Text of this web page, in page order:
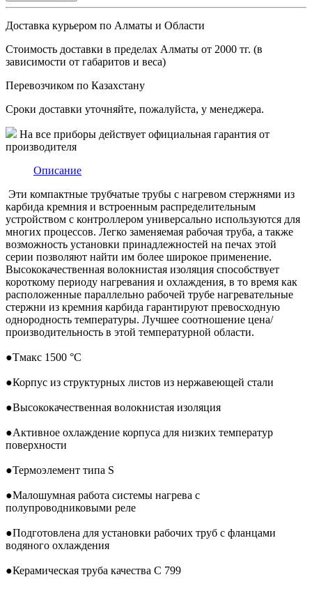
Доставка курьером по Алматы и Области
Стоимость доставки в пределах Алматы от 2000 тг. (в
зависимости от габаритов и веса)
Перевозчиком по Казахстану
Сроки доставки уточняйте, пожалуйста, у менеджера.
На все приборы действует официальная гарантия от
производителя
Описание
Эти компактные трубчатые трубы с нагревом стержнями из
карбида кремния и встроенным распределительным
устройством с контроллером универсально используются для
многих процессов. Легко заменяемая рабочая труба, а также
возможность установки принадлежностей на печах этой
серии позволяют найти им более широкое применение.
Высококачественная волокнистая изоляция способствует
короткому периоду нагревания и охлаждения, в то время как
расположенные параллельно рабочей трубе нагревательные
стержни из кремния карбида гарантируют превосходную
oднородность температуры. Лучшее соотношение цена/
производительность в этой температурной области.
●Tмакс 1500 °C
●Корпус из структурных листов из нержавеющей стали
●Высококачественная волокнистая изоляция
●Активное охлаждение корпуса для низких температур
поверхности
●Термоэлемент типа S
●Малошумная работа системы нагрева с
полупроводниковыми реле
●Подготовлена для установки рабочих труб с фланцами
водяного охлаждения
●Керамическая труба качества C 799